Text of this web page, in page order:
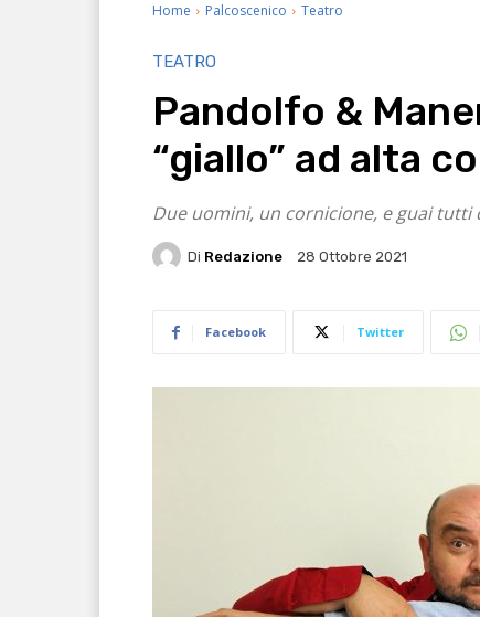
Home Palcoscenico Teatro
TEATRO
Pandolfo &
“giallo” ad alta
Due uomini, un cornicione, e guai tutti
Di Redazione 28 Ottobre 2021
Facebook Twitter